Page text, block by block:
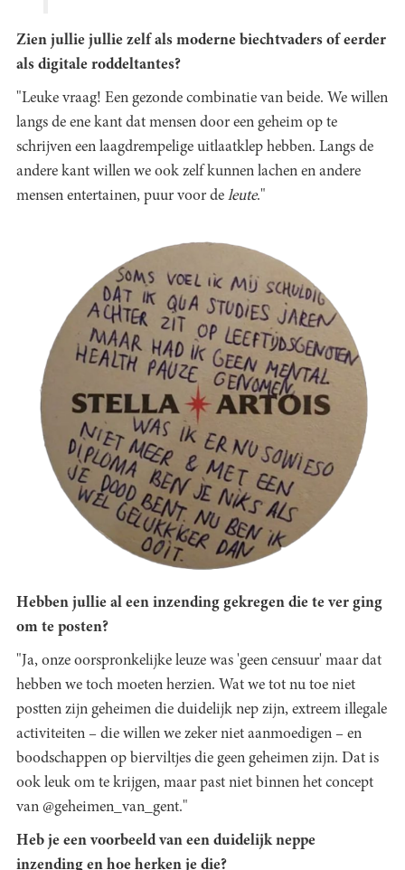
Zien jullie jullie zelf als moderne biechtvaders of eerder
als digitale roddeltantes?
"Leuke vraag! Een gezonde combinatie van beide. We willen
langs de ene kant dat mensen door een geheim op te
schrijven een laagdrempelige uitlaatklep hebben. Langs de
andere kant willen we ook zelf kunnen lachen en andere
mensen entertainen, puur voor de leute."
Hebben jullie al een inzending gekregen die te ver ging
om te posten?
"Ja, onze oorspronkelijke leuze was 'geen censuur' maar dat
hebben we toch moeten herzien. Wat we tot nu toe niet
postten zijn geheimen die duidelijk nep zijn, extreem illegale
activiteiten – die willen we zeker niet aanmoedigen – en
boodschappen op bierviltjes die geen geheimen zijn. Dat is
ook leuk om te krijgen, maar past niet binnen het concept
van @geheimen_van_gent."
Heb je een voorbeeld van een duidelijk neppe
inzending en hoe herken je die?